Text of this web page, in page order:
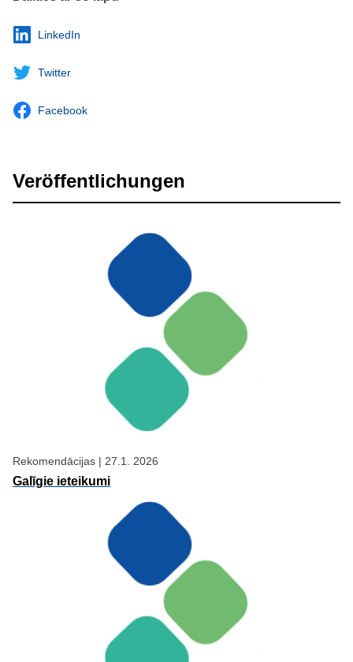
LinkedIn
Twitter
Facebook
Veröffentlichungen
Rekomendācijas | 27.1. 2026
Galīgie ieteikumi